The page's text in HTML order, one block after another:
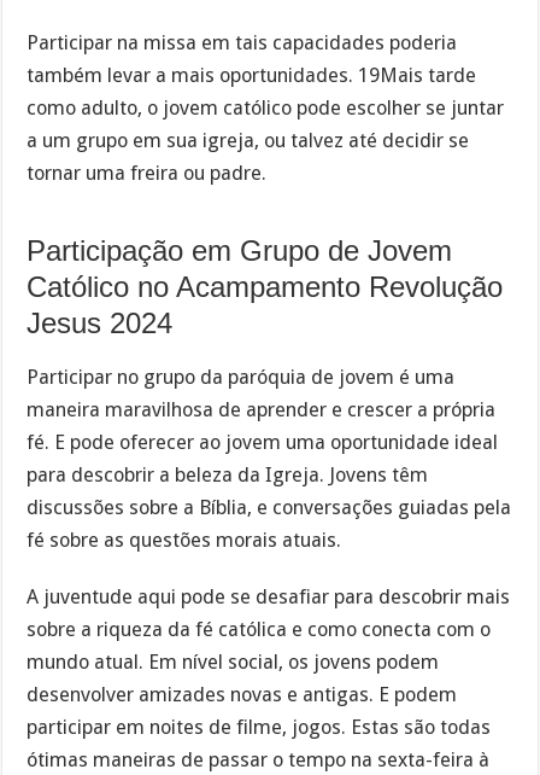
Participar na missa em tais capacidades poderia
também levar a mais oportunidades. 19Mais tarde
como adulto, o jovem católico pode escolher se juntar
a um grupo em sua igreja, ou talvez até decidir se
tornar uma freira ou padre.
Participação em Grupo de Jovem
Católico no Acampamento Revolução
Jesus 2024
Participar no grupo da paróquia de jovem é uma
maneira maravilhosa de aprender e crescer a própria
fé. E pode oferecer ao jovem uma oportunidade ideal
para descobrir a beleza da Igreja. Jovens têm
discussões sobre a Bíblia, e conversações guiadas pela
fé sobre as questões morais atuais.
A juventude aqui pode se desafiar para descobrir mais
sobre a riqueza da fé católica e como conecta com o
mundo atual. Em nível social, os jovens podem
desenvolver amizades novas e antigas. E podem
participar em noites de filme, jogos. Estas são todas
ótimas maneiras de passar o tempo na sexta-feira à